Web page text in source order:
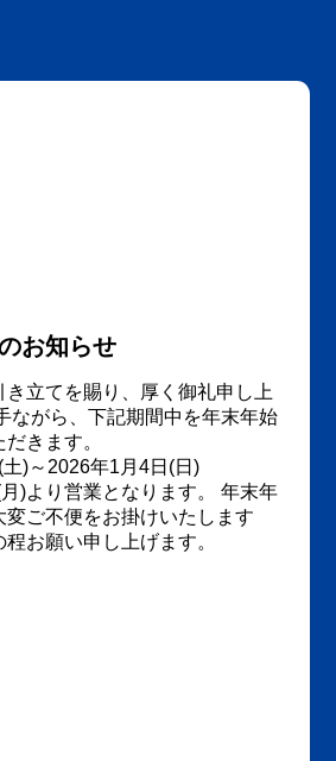
お知らせ
立てを賜り、厚く御礼申し上
ながら、下記期間中を年末年始
きます。
)～2026年1月4日(日)
)より営業となります。 年末年
変ご不便をお掛けいたします
お願い申し上げます。